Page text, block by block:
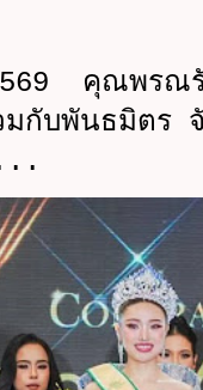
คุณพร
บพันธมิตร จั